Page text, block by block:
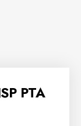
PTA